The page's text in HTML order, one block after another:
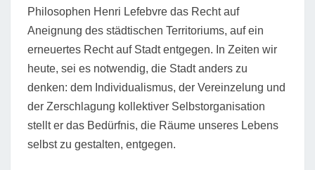
Philosophen Henri Lefebvre das Recht auf
Aneignung des städtischen Territoriums, auf ein
erneuertes Recht auf Stadt entgegen. In Zeiten wir
heute, sei es notwendig, die Stadt anders zu
denken: dem Individualismus, der Vereinzelung und
der Zerschlagung kollektiver Selbstorganisation
stellt er das Bedürfnis, die Räume unseres Lebens
selbst zu gestalten, entgegen.